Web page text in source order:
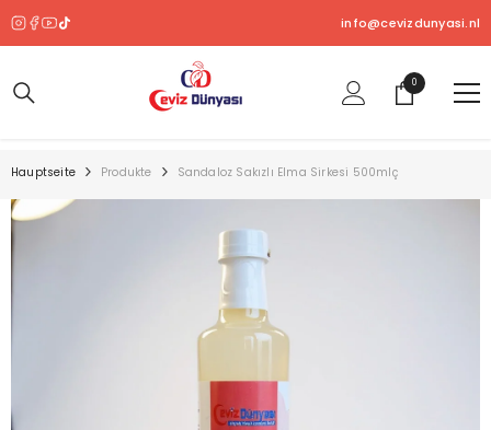
info@cevizdunyasi.nl
00
Produkt
Hauptseite Produkte Sandaloz Sakızlı Elma Sirkesi 500mlç